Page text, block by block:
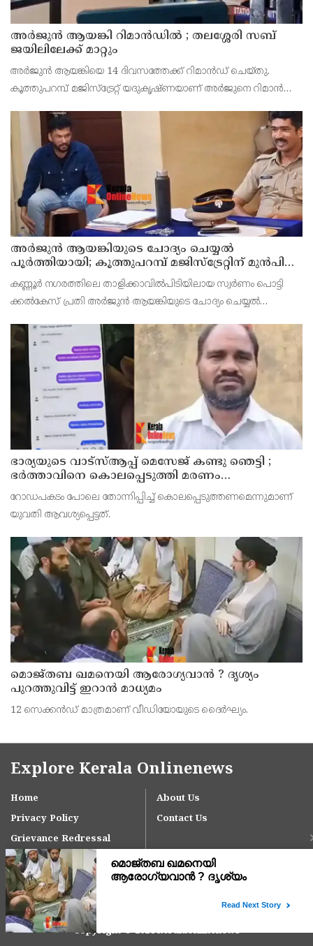
അര്‍ജുന്‍ ആയങ്കി റിമാന്‍ഡില്‍ ; തലശ്ശേരി സബ്
ജയിലിലേക്ക് മാറ്റും
അർജുൻ ആയങ്കിയെ 14 ദിവസത്തേക്ക് റിമാൻഡ് ചെയ്തു.
കൂത്തുപറമ്പ് മജിസ്ട്രേറ്റ് യദുകൃഷ്ണയാണ് അർജുനെ റിമാൻഡ്
ഭീഷണിപ്പെടുത്തിയെന്നാരോപിച്ച് ‌
അര്‍ജുന്‍ ആയങ്കിയുടെ ചോദ്യം ചെയ്യല്‍
പൂര്‍ത്തിയായി; കൂത്തുപറമ്പ് മജിസ്ട്രേറ്റിന് മുൻപില്‍
ഹാജരാക്കും
കണ്ണൂർ നഗരത്തിലെ താളിക്കാവിൽപിടിയിലായ സ്വർണം പൊട്ടി
ക്കൽകേസ് പ്രതി അര്‍ജുന്‍ ആയങ്കിയുടെ ചോദ്യം ചെയ്യല്‍
ഭാര്യയുടെ വാട്സ്ആപ്പ് മെസേജ് കണ്ടു ഞെട്ടി ;
ഭര്‍ത്താവിനെ കൊലപ്പെടുത്തി മരണം
റോഡപകടമാക്കി മാറ്റാന്‍ കാമുകനുമായി
പദ്ധതിയിട്ട യുവതിയും സുഹൃത്തും ഒളിവില്‍
റോഡപകടം പോലെ തോന്നിപ്പിച്ച് കൊലപ്പെടുത്തണമെന്നുമാണ്
യുവതി ആവശ്യപ്പെട്ടത്.
മൊജ്തബ ഖമനെയി ആരോഗ്യവാന്‍ ? ദൃശ്യം
പുറത്തുവിട്ട് ഇറാന്‍ മാധ്യമം
12 സെക്കന്‍ഡ് മാത്രമാണ് വീഡിയോയുടെ ദൈര്‍ഘ്യം.
Explore Kerala Onlinenews
Home
About Us
Privacy Policy
Contact Us
Grievance Redressal
Copyright © 2024 keralaonlinenews